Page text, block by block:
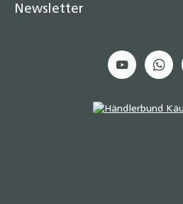
Newsletter